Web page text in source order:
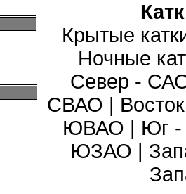
Крытые
Ночные
Север -
СВАО |
ЮВАО | Юг
ЮЗАО |